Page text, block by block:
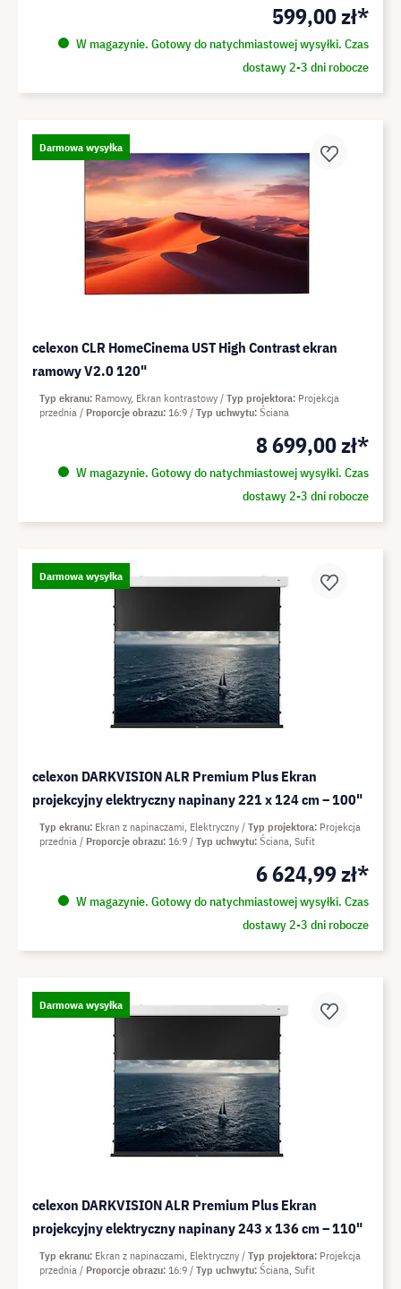
599,00 zł*
W magazynie. Gotowy do natychmiastowej wysyłki. Czas
dostawy 2-3 dni robocze
Darmowa wysyłka
celexon CLR HomeCinema UST High Contrast ekran
ramowy V2.0 120"
8 699,00 zł*
W magazynie. Gotowy do natychmiastowej wysyłki. Czas
dostawy 2-3 dni robocze
Typ ekranu Ramowy, Ekran kontrastowy Typ projektora Projekcja
przednia
Proporcje obrazu 16:9 Typ uchwytu Ściana
Darmowa wysyłka
celexon DARKVISION ALR Premium Plus Ekran
projekcyjny elektryczny napinany 221 x 124 cm – 100"
6 624,99 zł*
W magazynie. Gotowy do natychmiastowej wysyłki. Czas
dostawy 2-3 dni robocze
Typ ekranu Ekran z napinaczami, Elektryczny Typ projektora Projekcja
przednia
Proporcje obrazu 16:9 Typ uchwytu Ściana, Sufit
Darmowa wysyłka
celexon DARKVISION ALR Premium Plus Ekran
projekcyjny elektryczny napinany 243 x 136 cm – 110"
Typ ekranu Ekran z napinaczami, Elektryczny Typ projektora Projekcja
przednia
Proporcje obrazu 16:9 Typ uchwytu Ściana, Sufit